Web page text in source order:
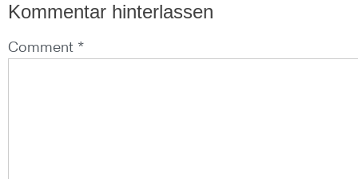
Kommentar hinterlassen
Comment *